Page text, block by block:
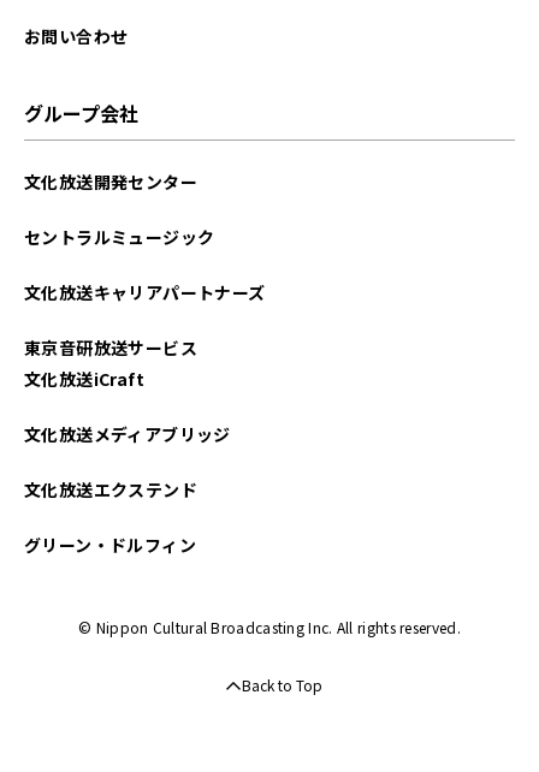
お問い合わせ
グループ会社
文化放送開発センター
セントラルミュージック
文化放送キャリアパートナーズ
東京音研放送サービス
文化放送iCraft
文化放送メディアブリッジ
文化放送エクステンド
グリーン・ドルフィン
© Nippon Cultural Broadcasting Inc. All rights reserved.
Back to Top